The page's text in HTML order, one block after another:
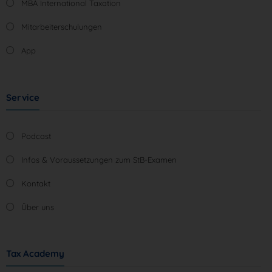
MBA International Taxation
Mitarbeiterschulungen
App
Service
Podcast
Infos & Voraussetzungen zum StB-Examen
Kontakt
Über uns
Tax Academy